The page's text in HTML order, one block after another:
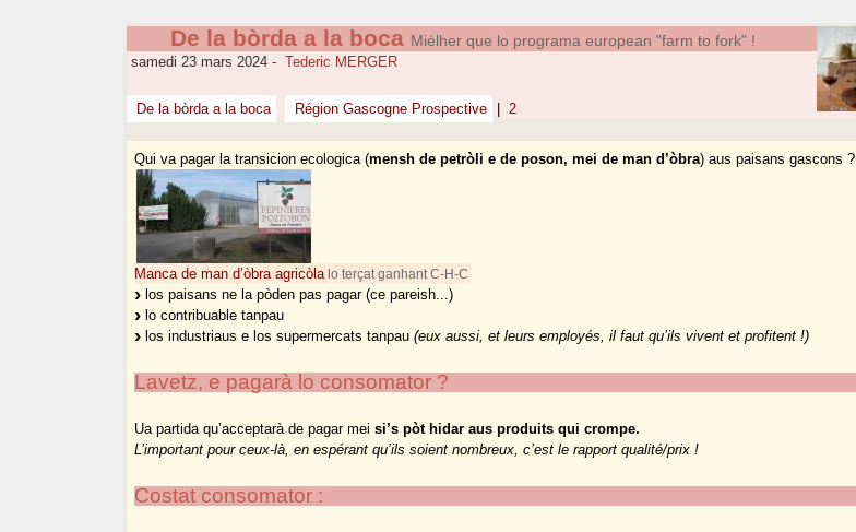
De la bòrda a la boca Miélher que lo programa european "farm to fork" !
samedi 23 mars 2024 - Tederic MERGER
De la bòrda a la boca Région Gascogne Prospective 2
Qui va pagar la transicion ecologica (mensh de petròli e de poson, mei de man d’òbra) aus paisans gascons ?
Manca de man d’òbra agricòla lo terçat ganhant C-H-C
los paisans ne la pòden pas pagar (ce pareish...)
lo contribuable tanpau
los industriaus e los supermercats tanpau(eux aussi, et leurs employés, il faut qu’ils vivent et profitent !)
Lavetz, e pagarà lo consomator ?
Ua partida qu’acceptarà de pagar meisi’s pòt hidar aus produits qui crompe.
L’important pour ceux-là, en espérant qu’ils soient nombreux, c’est le rapport qualité/prix !
Costat consomator :